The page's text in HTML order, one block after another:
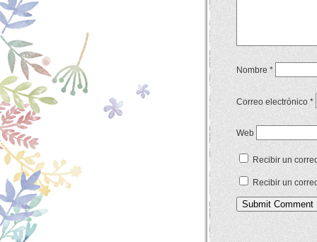
Nombre *
Correo electrónico *
Web
Recibir un
Recibir un